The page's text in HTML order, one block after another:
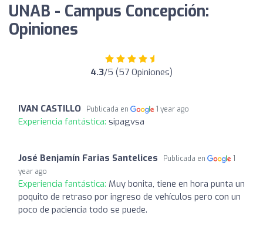
UNAB - Campus Concepción:
Opiniones
4.3/5 (57 Opiniones)
IVAN CASTILLO Publicada en 1 year ago
Experiencia fantástica: sipagvsa
José Benjamín Farias Santelices Publicada en
1
year ago
Experiencia fantástica: Muy bonita, tiene en hora punta un
poquito de retraso por ingreso de vehículos pero con un
poco de paciencia todo se puede.